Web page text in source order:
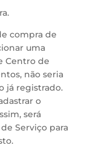
compra de
uma
Centro de
não seria
já registrado.
o
será
Serviço para